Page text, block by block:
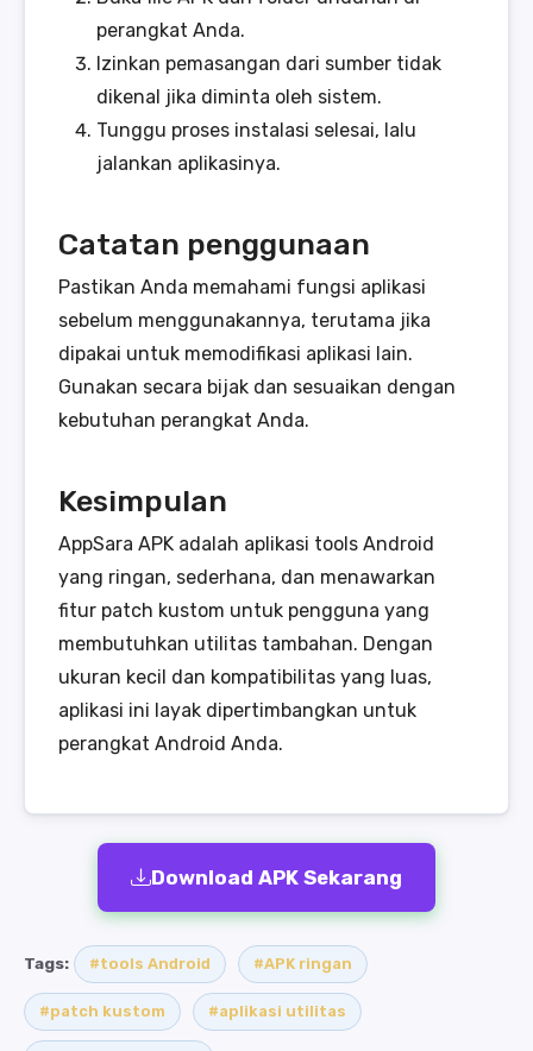
perangkat Anda.
Izinkan pemasangan dari sumber tidak
dikenal jika diminta oleh sistem.
Tunggu proses instalasi selesai, lalu
jalankan aplikasinya.
Catatan penggunaan
Pastikan Anda memahami fungsi aplikasi
sebelum menggunakannya, terutama jika
dipakai untuk memodifikasi aplikasi lain.
Gunakan secara bijak dan sesuaikan dengan
kebutuhan perangkat Anda.
Kesimpulan
AppSara APK adalah aplikasi tools Android
yang ringan, sederhana, dan menawarkan
fitur patch kustom untuk pengguna yang
membutuhkan utilitas tambahan. Dengan
ukuran kecil dan kompatibilitas yang luas,
aplikasi ini layak dipertimbangkan untuk
perangkat Android Anda.
Download APK Sekarang
Tags: #tools Android #APK ringan
#patch kustom #aplikasi utilitas